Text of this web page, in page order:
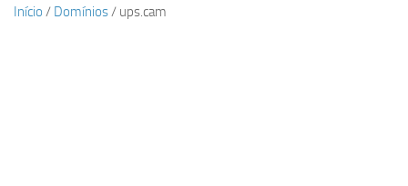
Início / Domínios/ ups.cam